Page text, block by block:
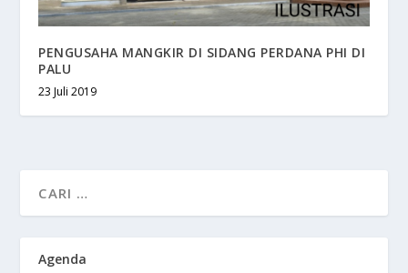
PENGUSAHA MANGKIR DI SIDANG PERDANA PHI DI
PALU
23 Juli 2019
Agenda